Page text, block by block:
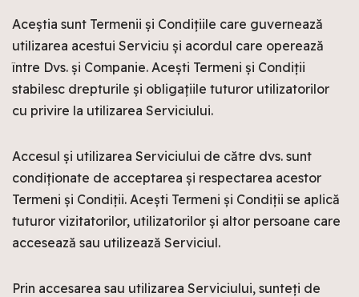
Aceștia sunt Termenii și Condițiile care guvernează
utilizarea acestui Serviciu și acordul care operează
între Dvs. și Companie. Acești Termeni și Condiții
stabilesc drepturile și obligațiile tuturor utilizatorilor
cu privire la utilizarea Serviciului.
Accesul și utilizarea Serviciului de către dvs. sunt
condiționate de acceptarea și respectarea acestor
Termeni și Condiții. Acești Termeni și Condiții se aplică
tuturor vizitatorilor, utilizatorilor și altor persoane care
accesează sau utilizează Serviciul.
Prin accesarea sau utilizarea Serviciului, sunteți de